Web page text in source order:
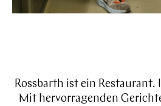
Rossbarth ist ein Restaurant.
Mit hervorragenden